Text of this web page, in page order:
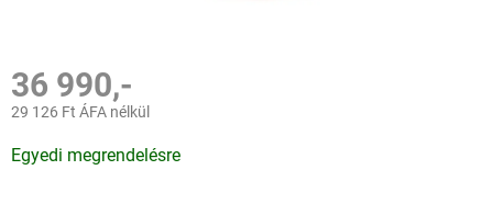
36 990,-
29 126 Ft ÁFA nélkül
Egyedi megrendelésre